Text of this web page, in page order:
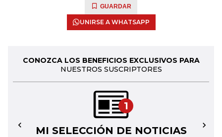
GUARDAR
UNIRSE A WHATSAPP
CONOZCA LOS BENEFICIOS EXCLUSIVOS PARA
NUESTROS SUSCRIPTORES
1
MI SELECCIÓN DE NOTICIAS
← →